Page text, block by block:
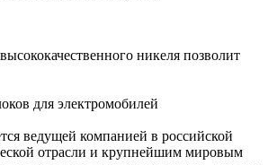
никеля позволит
для электромобилей
ведущей компанией в российской
отрасли и крупнейшим мировым